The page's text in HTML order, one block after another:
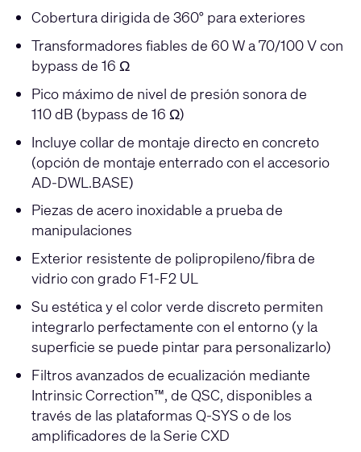
Cobertura dirigida de 360° para exteriores
Transformadores fiables de 60 W a 70/100 V con
bypass de 16 Ω
Pico máximo de nivel de presión sonora de
110 dB (bypass de 16 Ω)
Incluye collar de montaje directo en concreto
(opción de montaje enterrado con el accesorio
AD-DWL.BASE)
Piezas de acero inoxidable a prueba de
manipulaciones
Exterior resistente de polipropileno/fibra de
vidrio con grado F1-F2 UL
Su estética y el color verde discreto permiten
integrarlo perfectamente con el entorno (y la
superficie se puede pintar para personalizarlo)
Filtros avanzados de ecualización mediante
Intrinsic Correction™, de QSC, disponibles a
través de las plataformas Q-SYS o de los
amplificadores de la Serie CXD